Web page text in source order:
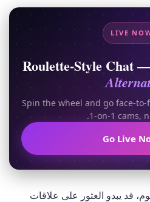
Roulette-Style Chat —
Spin the wheel and go face-
1-on-1 cams,
Go Live
قد يبدو العثور على علاقات